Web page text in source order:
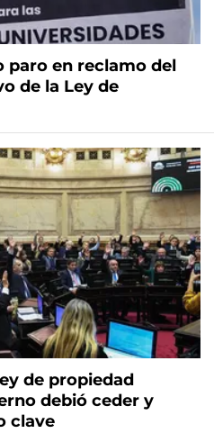
paro en reclamo del
de la Ley de
de propiedad
debió ceder y
clave